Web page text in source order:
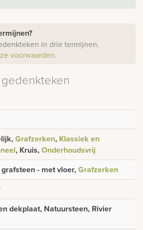
in drie termijnen.
voorwaarden.
Grafzerken, Klassiek en
, Kruis,Onderhoudsvrij
- met vloer,Grafzerken
dekplaat, Natuursteen, Rivier